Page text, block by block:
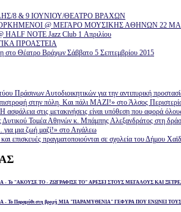
8 & 9 ΙΟΥΝΙΟΥ/ΘΕΑΤΡΟ ΒΡΑΧΩΝ
@ ΜΕΓΑΡΟ ΜΟΥΣΙΚΗΣ ΑΘΗΝΩΝ 22
HALF NOTE Jazz Club 1 Απριλίου
ΠΡΟΑΣΤΕΙΑ
στο Θέατρο Βράχων Σάββατο 5 Σεπτεμβρίου 2015
Πράσινων Αυτοδιοικητικών για την αντιπυρική
στην πόλη. Και πάλι ΜΑΖΙ!» στο Άλσος
στις μετακινήσεις είναι υπόθεση που αφορά
Δυτικού Τομέα Αθηνών κ. Μπάμπης Αλεξανδράτος στη
μια ζωή μαζί!» στο Αιγάλεω
επισκευές πραγματοποιούνται σε σχολεία του Δήμου
- Το "ΑΚΟΥΣΕ ΤΟ - ΖΩΓΡΑΦΙΣΕ ΤΟ" ΑΡΕΣΕΙ ΣΤΟΥΣ ΜΕΓΑΛΟΥΣ ΚΑΙ
- Το Παραμύθι στη βροχή ΜΙΑ "ΠΑΡΑΜΥΘΕΝΙΑ" ΓΕΦΥΡΑ ΠΟΥ ΕΝΩΝΕΙ